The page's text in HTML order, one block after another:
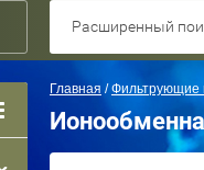
Расширенный
Главная / Фильтрующие